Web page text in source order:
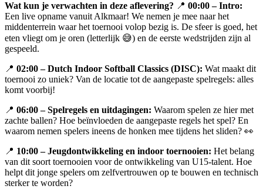
Wat kun je verwachten in deze aflevering? 📍 00:00 – Intro:
Een live opname vanuit Alkmaar! We nemen je mee naar het
middenterrein waar het toernooi volop bezig is. De sfeer is goed, het
eten vliegt om je oren (letterlijk 😅) en de eerste wedstrijden zijn al
gespeeld.
📍 02:00 – Dutch Indoor Softball Classics (DISC): Wat maakt dit
toernooi zo uniek? Van de locatie tot de aangepaste spelregels: alles
komt voorbij!
📍 06:00 – Spelregels en uitdagingen: Waarom spelen ze hier met
zachte ballen? Hoe beïnvloeden de aangepaste regels het spel? En
waarom nemen spelers ineens de honken mee tijdens het sliden? 👀
📍 10:00 – Jeugdontwikkeling en indoor toernooien: Het belang
van dit soort toernooien voor de ontwikkeling van U15-talent. Hoe
helpt dit jonge spelers om zelfvertrouwen op te bouwen en technisch
sterker te worden?